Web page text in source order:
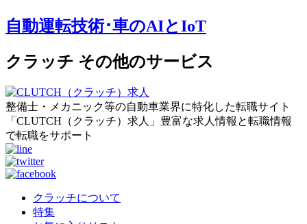
自動運転技術･車のAIとIoT
クラッチ その他のサービス
整備士・メカニック等の自動車業界に特化した転職サイト
「CLUTCH（クラッチ）求人」豊富な求人情報と転職情報
で転職をサポート
クラッチについて
特集